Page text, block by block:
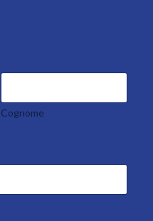
Cognome